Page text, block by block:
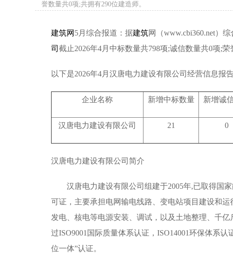
誉数量共0项;共拥有290位建造师。
建筑网 5月综合报道：据建筑网（www.cbi360.net）
司 截止2026年4月中标数量共798项;诚信数量共0项;荣
以下是2026年4月汉唐电力建设有限公司经营信息报告
企业名称 新增中标数量 新增诚
汉唐电力建设有限公司 21 0
汉唐电力建设有限公司简介
汉唐电力建设有限公司组建于2005年,已取得国家
可证，主要承担电网输电线路、变电站项目建设和
发电、核电等电源安装、调试，以及土地整理、千
过ISO9001国际质量体系认证，ISO14001环保体系认
位一体”认证。